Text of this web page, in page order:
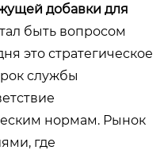
добавки для
быть вопросом
это стратегическое
службы
нормам. Рынок
где